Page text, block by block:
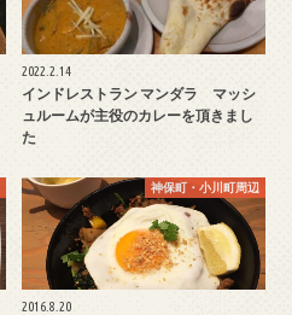
2022.2.14
インドレストラン マンダラ マッシ
ュルームが主役のカレーを頂きまし
た
神保町・小川町周辺
2016.8.20